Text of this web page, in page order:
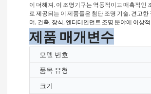
이 더해져, 이 조명기구는 역동적이고 매혹적인
로 제공되는 이 제품들은 첨단 조명 기술, 견고
며, 건축, 장식, 엔터테인먼트 조명 분야에 이상
제품 매개변수
모델 번호
품목 유형
크기